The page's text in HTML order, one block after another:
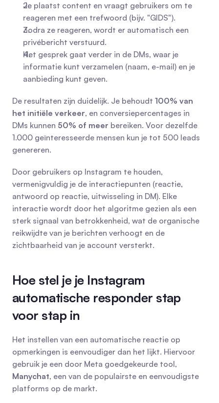
Je plaatst content en vraagt gebruikers om te
reageren met een trefwoord (bijv. "GIDS").
Zodra ze reageren, wordt er automatisch een
privébericht verstuurd.
Het gesprek gaat verder in de DMs, waar je
informatie kunt verzamelen (naam, e-mail) en je
aanbieding kunt geven.
De resultaten zijn duidelijk. Je behoudt 100% van
het initiële verkeer, en conversiepercentages in
DMs kunnen 50% of meer bereiken. Voor dezelfde
1.000 geïnteresseerde mensen kun je tot 500 leads
genereren.
Door gebruikers op Instagram te houden,
vermenigvuldig je de interactiepunten (reactie,
antwoord op reactie, uitwisseling in DM). Elke
interactie wordt door het algoritme gezien als een
sterk signaal van betrokkenheid, wat de organische
reikwijdte van je berichten verhoogt en de
zichtbaarheid van je account versterkt.
Hoe stel je je Instagram
automatische responder stap
voor stap in
Het instellen van een automatische reactie op
opmerkingen is eenvoudiger dan het lijkt. Hiervoor
Manychat, een van de populairste en eenvoudigste
platforms op de markt.